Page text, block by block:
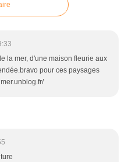
la mer, d'une maison fleurie aux
pour ces paysages